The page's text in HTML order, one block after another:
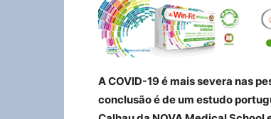
A COVID-19 é mais severa nas
conclusão é de um estudo